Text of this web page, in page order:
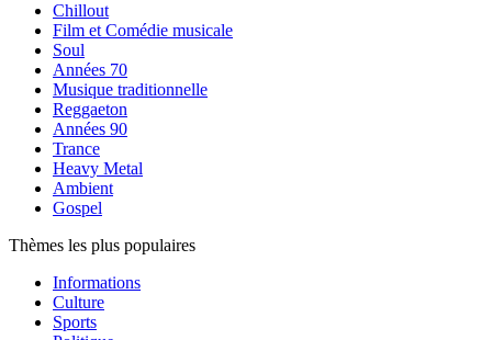
Chillout
Film et Comédie musicale
Soul
Années 70
Musique traditionnelle
Reggaeton
Années 90
Trance
Heavy Metal
Ambient
Gospel
Thèmes les plus populaires
Informations
Culture
Sports